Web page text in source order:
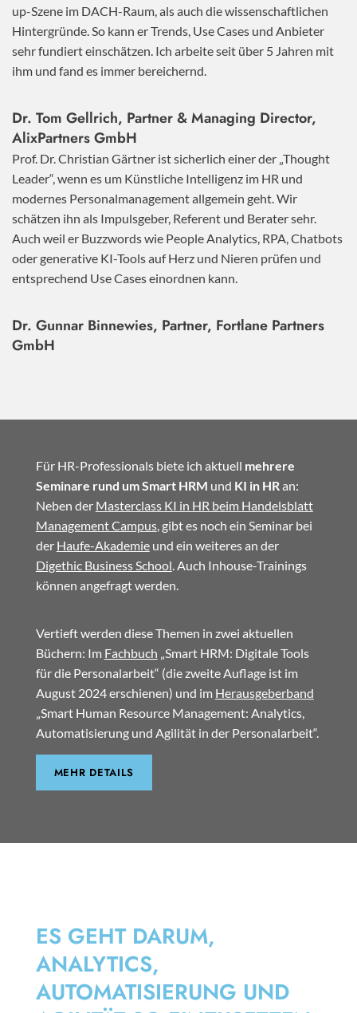
up-Szene im DACH-Raum, als auch die wissenschaftlichen
Hintergründe. So kann er Trends, Use Cases und Anbieter
sehr fundiert einschätzen. Ich arbeite seit über 5 Jahren mit
ihm und fand es immer bereichernd.
Dr. Tom Gellrich, Partner & Managing Director,
AlixPartners GmbH
Prof. Dr. Christian Gärtner ist sicherlich einer der „Thought
Leader“, wenn es um Künstliche Intelligenz im HR und
modernes Personalmanagement allgemein geht. Wir
schätzen ihn als Impulsgeber, Referent und Berater sehr.
Auch weil er Buzzwords wie People Analytics, RPA, Chatbots
oder generative KI-Tools auf Herz und Nieren prüfen und
entsprechend Use Cases einordnen kann.
Dr. Gunnar Binnewies, Partner, Fortlane Partners
GmbH
Für HR-Professionals biete ich aktuell mehrere
Seminare rund um Smart HRM und KI in HR an:
Neben der Masterclass KI in HR beim Handelsblatt
Management Campus, gibt es noch ein Seminar bei
der Haufe-Akademieund ein weiteres an der
Digethic Business School . Auch Inhouse-Trainings
können angefragt werden.
Vertieft werden diese Themen in zwei aktuellen
Büchern: Im Fachbuch „Smart HRM: Digitale Tools
für die Personalarbeit“ (die zweite Auflage ist im
August 2024 erschienen) und im Herausgeberband
„Smart Human Resource Management: Analytics,
Automatisierung und Agilität in der Personalarbeit“.
MEHR DETAILS
ES GEHT DARUM,
ANALYTICS,
AUTOMATISIERUNG UND